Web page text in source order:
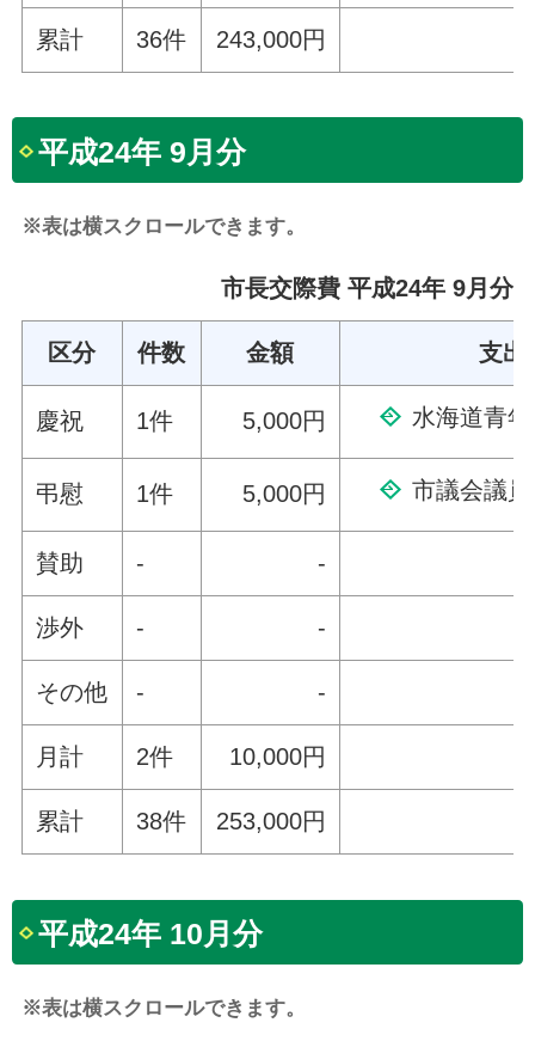
累計 36件 243,000円
平成24年 9月分
※表は横スクロールできます。
市長交際費 平成24年 9月分
区分 件数 金額 支出
慶祝 1件 5,000円 水海道青
弔慰 1件 5,000円 市議会議
賛助 - -
渉外 - -
その他 - -
月計 2件 10,000円
累計 38件 253,000円
平成24年 10月分
※表は横スクロールできます。